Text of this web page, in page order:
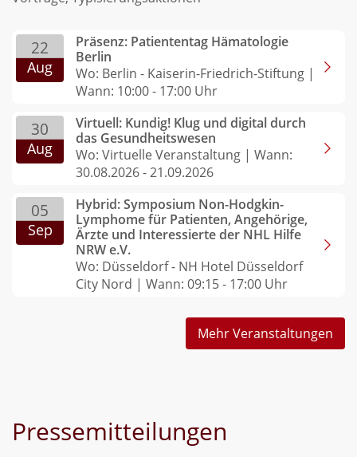
22
Aug
Präsenz: Patiententag Hämatologie
Berlin
Wo: Berlin - Kaiserin-Friedrich-Stiftung |
Wann: 10:00 - 17:00 Uhr
30
Aug
Virtuell: Kundig! Klug und digital durch
das Gesundheitswesen
Wo: Virtuelle Veranstaltung | Wann:
30.08.2026 - 21.09.2026
05
Sep
Hybrid: Symposium Non-Hodgkin-
Lymphome für Patienten, Angehörige,
Ärzte und Interessierte der NHL Hilfe
NRW e.V.
Wo: Düsseldorf - NH Hotel Düsseldorf
City Nord | Wann: 09:15 - 17:00 Uhr
Mehr Veranstaltungen
Pressemitteilungen